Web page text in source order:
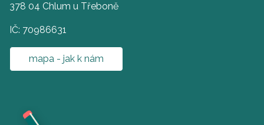
378 04 Chlum u Třeboně
IČ: 70986631
mapa - jak k nám